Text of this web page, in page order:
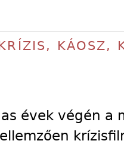
KÁOSZ,
évek végén a